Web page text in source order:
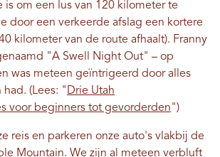
is om een ​​lus van 120 kilometer te
door een verkeerde afslag een kortere
kilometer van de route afhaalt). Franny
"A Swell Night Out" – op
was meteen geïntrigeerd door alles
(Lees: " Drie Utah
voor beginners tot gevorderden")
reis en parkeren onze auto's vlakbij de
Mountain. We zijn al meteen verbluft